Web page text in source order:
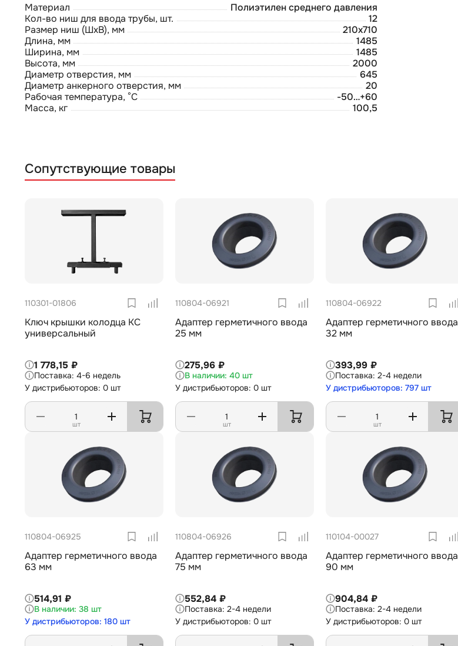
Материал
Полиэтилен среднего давления
Кол-во ниш для ввода трубы, шт.
12
Размер ниш (ШхВ), мм
210х710
Длина, мм
1485
Ширина, мм
1485
Высота, мм
2000
Диаметр отверстия, мм
645
Диаметр анкерного отверстия, мм
20
Рабочая температура, °С
-50…+60
Масса, кг
100,5
Сопутствующие товары
110301-01806
Ключ крышки колодца КС
универсальный
1 778,15 ₽
4-6 недель
У дистрибьюторов: 0 шт
шт
110804-06921
Адаптер герметичного ввода
25 мм
275,96 ₽
40 шт
У дистрибьюторов: 0 шт
шт
110804-06922
Адаптер герметичного ввода
32 мм
393,99 ₽
2-4 недели
У дистрибьюторов: 797 шт
шт
110804-06925
Адаптер герметичного ввода
63 мм
514,91 ₽
38 шт
У дистрибьюторов: 180 шт
110804-06926
Адаптер герметичного ввода
75 мм
552,84 ₽
2-4 недели
У дистрибьюторов: 0 шт
110104-00027
Адаптер герметичного ввода
90 мм
904,84 ₽
2-4 недели
У дистрибьюторов: 0 шт